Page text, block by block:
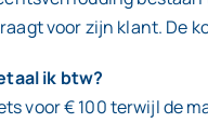
voor zijn klant. De
ik btw?
voor € 100 terwijl de